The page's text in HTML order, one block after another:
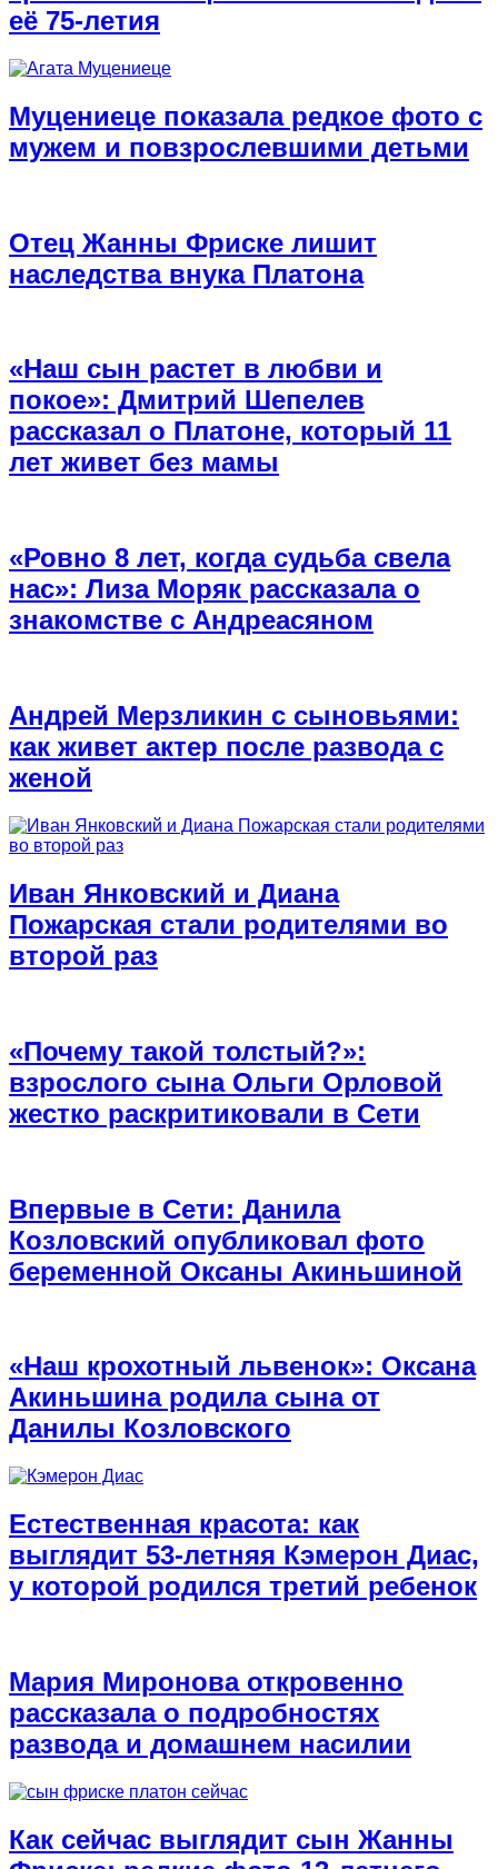
её 75-летия
Муцениеце показала редкое фото с
мужем и повзрослевшими детьми
Отец Жанны Фриске лишит
наследства внука Платона
«Наш сын растет в любви и
покое»: Дмитрий Шепелев
рассказал о Платоне, который 11
лет живет без мамы
«Ровно 8 лет, когда судьба свела
нас»: Лиза Моряк рассказала о
знакомстве с Андреасяном
Андрей Мерзликин с сыновьями:
как живет актер после развода с
женой
Иван Янковский и Диана
Пожарская стали родителями во
второй раз
«Почему такой толстый?»:
взрослого сына Ольги Орловой
жестко раскритиковали в Сети
Впервые в Сети: Данила
Козловский опубликовал фото
беременной Оксаны Акиньшиной
«Наш крохотный львенок»: Оксана
Акиньшина родила сына от
Данилы Козловского
Естественная красота: как
выглядит 53-летняя Кэмерон Диас,
у которой родился третий ребенок
Мария Миронова откровенно
рассказала о подробностях
развода и домашнем насилии
Как сейчас выглядит сын Жанны